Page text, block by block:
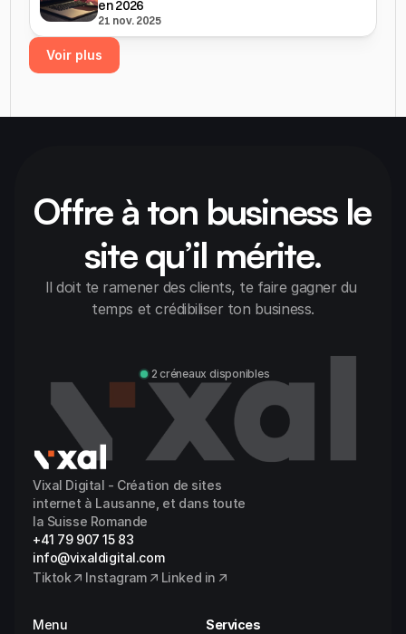
en 2026
21 nov. 2025
Voir plus
Offre à ton business le
site qu’il mérite.
Il doit te ramener des clients, te faire gagner du
temps et crédibiliser ton business.
Discuter avec Alexandre
2 créneaux disponibles
Vixal Digital - Création de sites
internet à Lausanne, et dans toute
la Suisse Romande
+41 79 907 15 83
info@vixaldigital.com
Tiktok
Instagram Linked in
Menu
Services